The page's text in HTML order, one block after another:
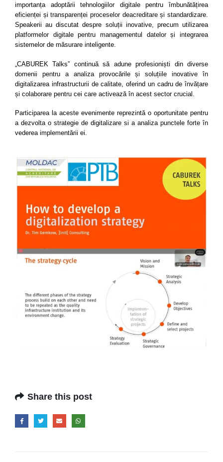
importanța adoptării tehnologiilor digitale pentru îmbunătățirea
eficienței și transparenței proceselor deacreditare și standardizare.
Speakerii au discutat despre soluții inovative, precum utilizarea
platformelor digitale pentru managementul datelor și integrarea
sistemelor de măsurare inteligente.
„CABUREK Talks” continuă să adune profesioniști din diverse
domenii pentru a analiza provocările și soluțiile inovative în
digitalizarea infrastructurii de calitate, oferind un cadru de învățare
și colaborare pentru cei care activează în acest sector crucial.
Participarea la aceste evenimente reprezintă o oportunitate pentru
a dezvolta o strategie de digitalizare si a analiza punctele forte în
vederea implementării ei.
Share this post